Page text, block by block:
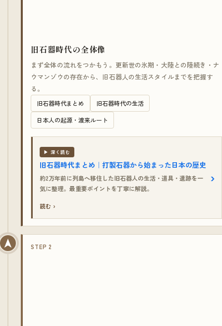
旧石器時代の全体像
まず全体の流れをつかもう。更新世の氷期・大陸との陸続き・ナ
ウマンゾウの存在から、旧石器人の生活スタイルまでを把握す
る。
旧石器時代まとめ
旧石器時代の生活
日本人の起源・渡来ルート
▶ 深く読む
旧石器時代まとめ｜打製石器から始まった日本の歴史
約2万年前に列島へ移住した旧石器人の生活・道具・遺跡を一
気に整理。最重要ポイントを丁寧に解説。
読む ›
STEP 2